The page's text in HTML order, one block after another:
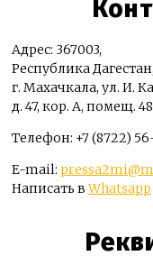
Адрес: 367003,
Республика Дагестан,
г. Махачкала, ул. И.
д. 47, кор. А, помещ. 48
Телефон: +7 (8722)
E-mail:
Написать вWhatsapp